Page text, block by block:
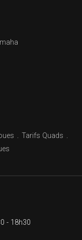
Tarifs Quads
- 18h30